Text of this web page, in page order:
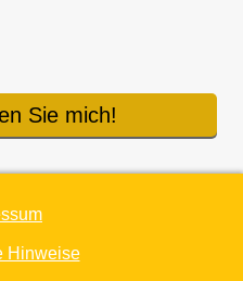
Sie mich!
Hinweise